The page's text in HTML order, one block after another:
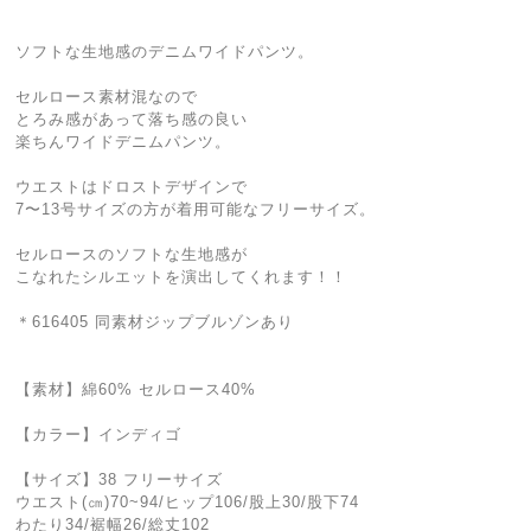
ソフトな生地感のデニムワイドパンツ。
セルロース素材混なので
とろみ感があって落ち感の良い
楽ちんワイドデニムパンツ。
ウエストはドロストデザインで
7〜13号サイズの方が着用可能なフリーサイズ。
セルロースのソフトな生地感が
こなれたシルエットを演出してくれます！！
＊616405 同素材ジップブルゾンあり
【素材】綿60% セルロース40%
【カラー】インディゴ
【サイズ】38 フリーサイズ
ウエスト(㎝)70~94/ヒップ106/股上30/股下74
わたり34/裾幅26/総丈102